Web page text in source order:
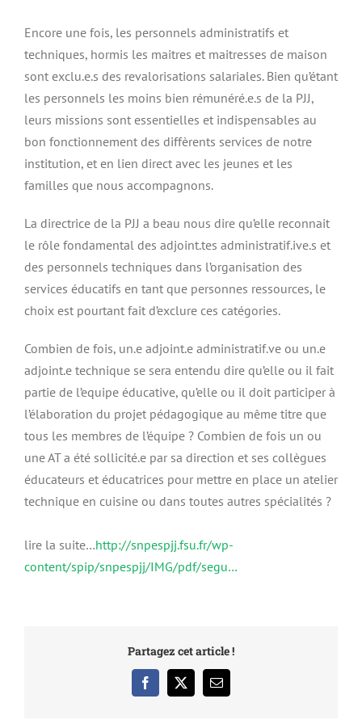
Encore une fois, les personnels administratifs et
techniques, hormis les maitres et maitresses de maison
sont exclu.e.s des revalorisations salariales. Bien qu’étant
les personnels les moins bien rémunéré.e.s de la PJJ,
leurs missions sont essentielles et indispensables au
bon fonctionnement des diffèrents services de notre
institution, et en lien direct avec les jeunes et les
familles que nous accompagnons.
La directrice de la PJJ a beau nous dire qu’elle reconnait
le rôle fondamental des adjoint.tes administratif.ive.s et
des personnels techniques dans l’organisation des
services éducatifs en tant que personnes ressources, le
choix est pourtant fait d’exclure ces catégories.
Combien de fois, un.e adjoint.e administratif.ve ou un.e
adjoint.e technique se sera entendu dire qu’elle ou il fait
partie de l’equipe éducative, qu’elle ou il doit participer à
l’élaboration du projet pédagogique au même titre que
tous les membres de l’équipe ? Combien de fois un ou
une AT a été sollicité.e par sa direction et ses collègues
éducateurs et éducatrices pour mettre en place un atelier
technique en cuisine ou dans toutes autres spécialités ?
lire la suite…http://snpespjj.fsu.fr/wp-
content/spip/snpespjj/IMG/pdf/segu…
Partagez cet article !
Facebook
X Email